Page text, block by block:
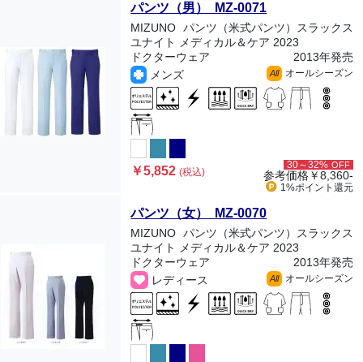
パンツ（男） MZ-0071
MIZUNO パンツ（米式パンツ）スラックス
ユナイト メディカル＆ケア 2023
ドクターウェア
2013年発売
メンズ
All オールシーズン
￥5,852(税込)
30～32% OFF
参考価格￥8,360-
1%ポイント 還元
パンツ（女） MZ-0070
MIZUNO パンツ（米式パンツ）スラックス
ユナイト メディカル＆ケア 2023
ドクターウェア
2013年発売
レディース
All オールシーズン